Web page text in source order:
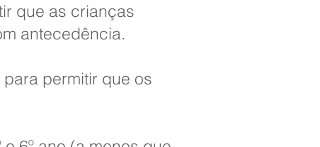
que as crianças
antecedência.
permitir que os